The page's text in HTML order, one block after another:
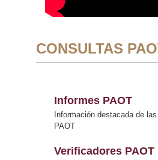
CONSULTAS
Informes PAOT
Información destacada de
PAOT
Verificadores PAOT